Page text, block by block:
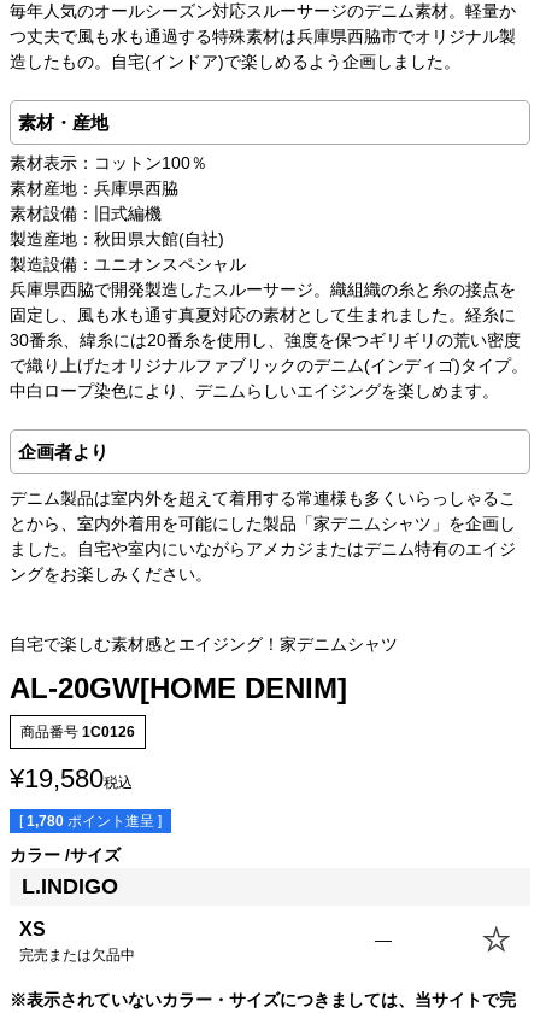
毎年人気のオールシーズン対応スルーサージのデニム素材。軽量か
つ丈夫で風も水も通過する特殊素材は兵庫県西脇市でオリジナル製
造したもの。自宅(インドア)で楽しめるよう企画しました。
素材・産地
素材表示：コットン100％
素材産地：兵庫県西脇
素材設備：旧式編機
製造産地：秋田県大館(自社)
製造設備：ユニオンスペシャル
兵庫県西脇で開発製造したスルーサージ。織組織の糸と糸の接点を
固定し、風も水も通す真夏対応の素材として生まれました。経糸に
30番糸、緯糸には20番糸を使用し、強度を保つギリギリの荒い密度
で織り上げたオリジナルファブリックのデニム(インディゴ)タイプ。
中白ロープ染色により、デニムらしいエイジングを楽しめます。
企画者より
デニム製品は室内外を超えて着用する常連様も多くいらっしゃるこ
とから、室内外着用を可能にした製品「家デニムシャツ」を企画し
ました。自宅や室内にいながらアメカジまたはデニム特有のエイジ
ングをお楽しみください。
XS
61.0cm50.5cm19.0cm42.5cm
自宅で楽しむ素材感とエイジング！家デニムシャツ
AL-20GW[HOME DENIM]
商品番号 1C0126
¥19,580税込
[ 1,780 ポイント進呈 ]
カラー サイズ
L.INDIGO
XS
完売または欠品中
—
※表示されていないカラー・サイズにつきましては、当サイトで完